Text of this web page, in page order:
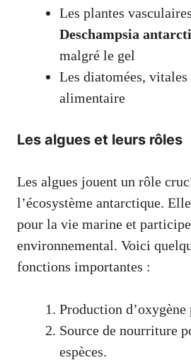
Les plantes
Deschampsia
malgré le gel
Les diatomées,
alimentaire
Les algues et leurs rôles
Les algues jouent un rôle
l’écosystème antarctique.
pour la vie marine et
environnemental. Voici
fonctions importantes :
Production d’oxygène
Source de nourriture
espèces.